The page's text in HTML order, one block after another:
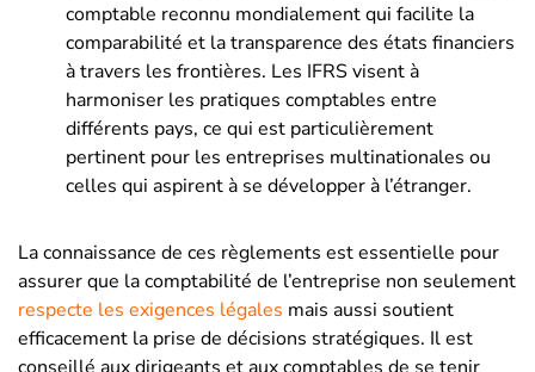
comptable reconnu mondialement qui facilite la
comparabilité et la transparence des états financiers
à travers les frontières. Les IFRS visent à
harmoniser les pratiques comptables entre
différents pays, ce qui est particulièrement
pertinent pour les entreprises multinationales ou
celles qui aspirent à se développer à l’étranger.
La connaissance de ces règlements est essentielle pour
assurer que la comptabilité de l’entreprise non seulement
respecte les exigences légales mais aussi soutient
efficacement la prise de décisions stratégiques. Il est